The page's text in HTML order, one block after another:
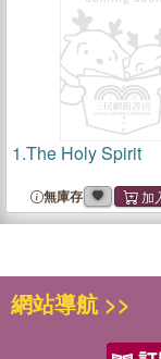
1.The Holy Spirit
無庫存
網站導航 >>